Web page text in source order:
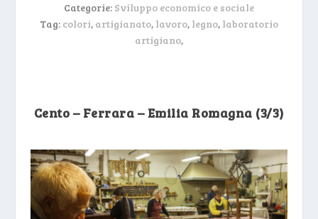
Categorie: Sviluppo economico e sociale
Tag: colori, artigianato, lavoro, legno, laboratorio
artigiano,
Cento – Ferrara – Emilia Romagna (3/3)